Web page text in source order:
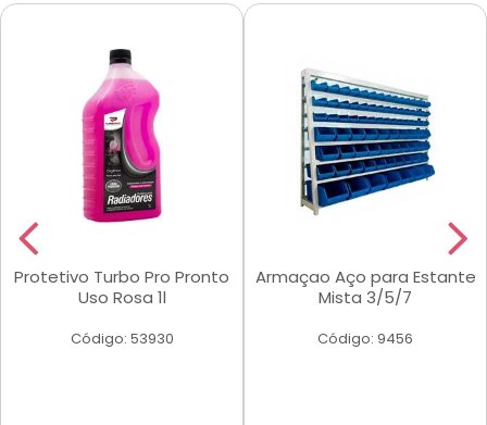
Protetivo Turbo Pro Pronto
Uso Rosa 1l
Código: 53930
Armaçao Aço para Estante
Mista 3/5/7
Código: 9456